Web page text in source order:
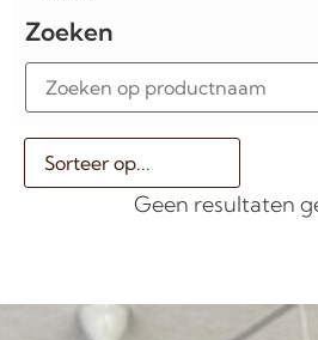
Zoeken
Geen resultaten